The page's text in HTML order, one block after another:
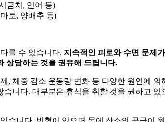
금치, 연어 등)
토, 양배추 등)
를 수 있습니다. 지속적인 피로와 수면 문제
상담하는 것을 권유해 드립니다.
, 체중 감소 운동량 변화 등 다양한 원인에
니다. 대부분은 휴식을 취할 것을 권하고
습니다. 빈혈이 있으면 몸에 산소의 공급이